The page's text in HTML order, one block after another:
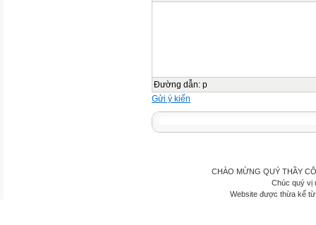
Đường dẫn: p
Gửi ý kiến
CHÀO MỪNG QUÝ THẦY
Chúc quý vị
Website được thừa kế